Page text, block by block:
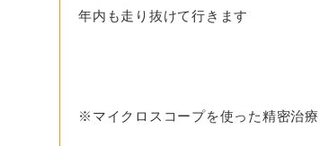
年内も走り抜けて行きます
※マイクロスコープを使った精密治療